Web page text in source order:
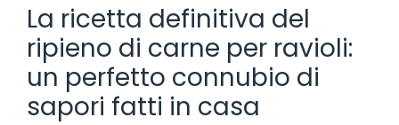
La ricetta definitiva del
ripieno di carne per ravioli:
un perfetto connubio di
sapori fatti in casa